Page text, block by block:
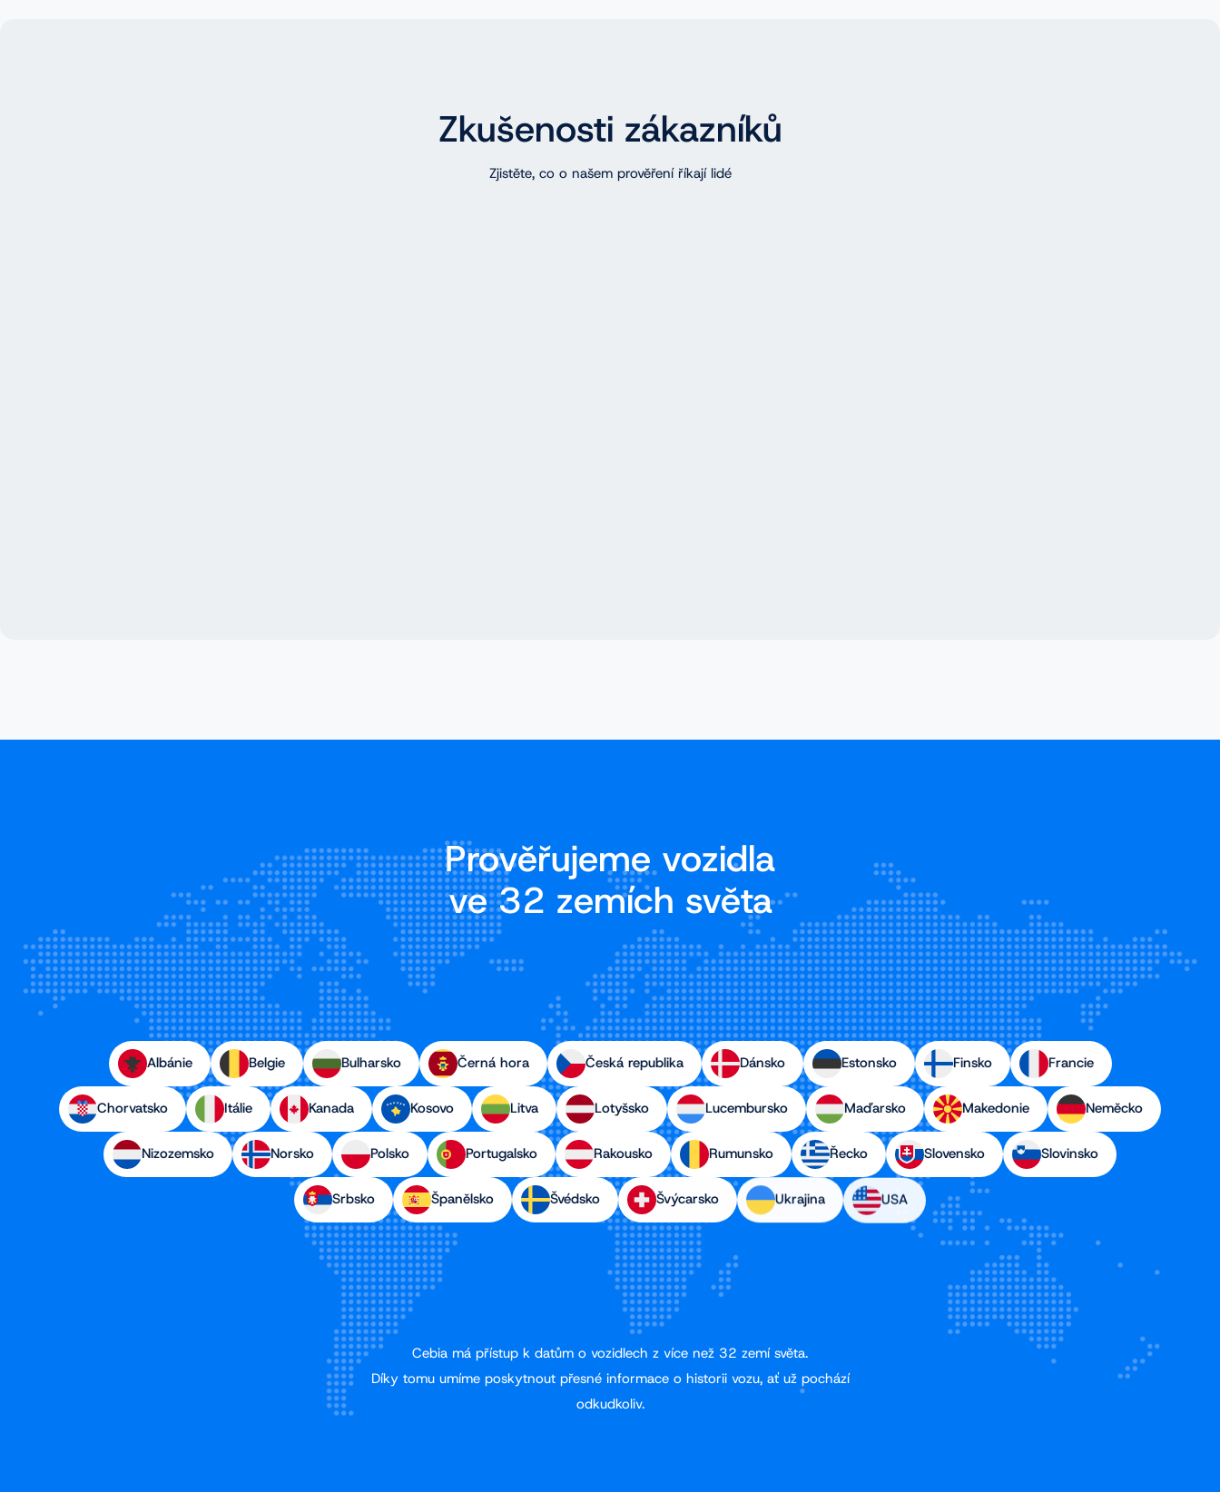
Zkušenosti zákazníků
Zjistěte, co o našem prověření říkají lidé
Prověřujeme vozidla
ve 32 zemích světa
Albánie Belgie Bulharsko Černá hora Česká republika Dánsko Estonsko Finsko Francie
Chorvatsko Itálie Kanada Kosovo Litva Lotyšsko Lucembursko Maďarsko Makedonie Neměcko
Nizozemsko Norsko Polsko Portugalsko Rakousko Rumunsko Řecko Slovensko Slovinsko
Srbsko Španělsko Švédsko Švýcarsko Ukrajina USA
Cebia má přístup k datům o vozidlech z více než 32 zemí světa.
Díky tomu umíme poskytnout přesné informace o historii vozu, ať už pochází
odkudkoliv.